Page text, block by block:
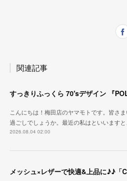
関連記事
こんにちは！梅田店のヤマモトです。皆さ
過ごしでしょうか。最近の私はといいます
2026.08.04 02:00